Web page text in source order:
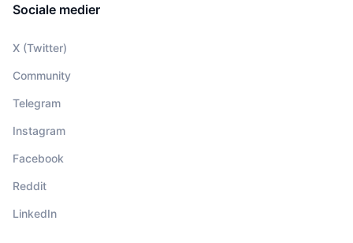
Sociale medier
X (Twitter)
Community
Telegram
Instagram
Facebook
Reddit
LinkedIn